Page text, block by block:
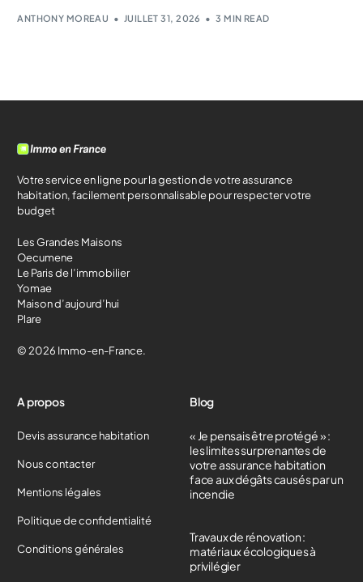
ANTHONY MOREAU JUILLET 31, 2026 3 MIN READ
Votre service en ligne pour la gestion de votre assurance
habitation, facilement personnalisable pour respecter votre
budget
Les Grandes Maisons
Oecumene
Le Paris de l’immobilier
Yomae
Maison d’aujourd’hui
Plare
© 2026 Immo-en-France.
A propos
Devis assurance habitation
Nous contacter
Mentions légales
Politique de confidentialité
Conditions générales
Blog
« Je pensais être protégé » :
les limites surprenantes de
votre assurance habitation
face aux dégâts causés par un
incendie
Travaux de rénovation :
matériaux écologiques à
privilégier